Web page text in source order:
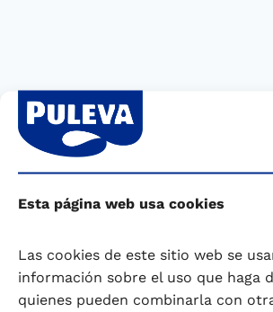
Esta página web usa cookies
Las cookies de este sitio web se
información sobre el uso que haga
quienes pueden combinarla con